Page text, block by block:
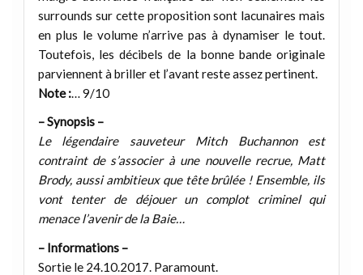
surrounds sur cette proposition sont lacunaires mais
en plus le volume n’arrive pas à dynamiser le tout.
Toutefois, les décibels de la bonne bande originale
parviennent à briller et l’avant reste assez pertinent.
Note :… 9/10
– Synopsis –
Le légendaire sauveteur Mitch Buchannon est
contraint de s’associer à une nouvelle recrue, Matt
Brody, aussi ambitieux que tête brûlée ! Ensemble, ils
vont tenter de déjouer un complot criminel qui
menace l’avenir de la Baie…
– Informations –
Sortie le 24.10.2017. Paramount.